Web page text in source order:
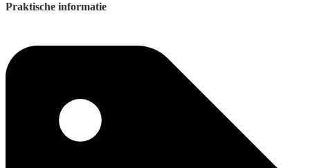
Praktische informatie